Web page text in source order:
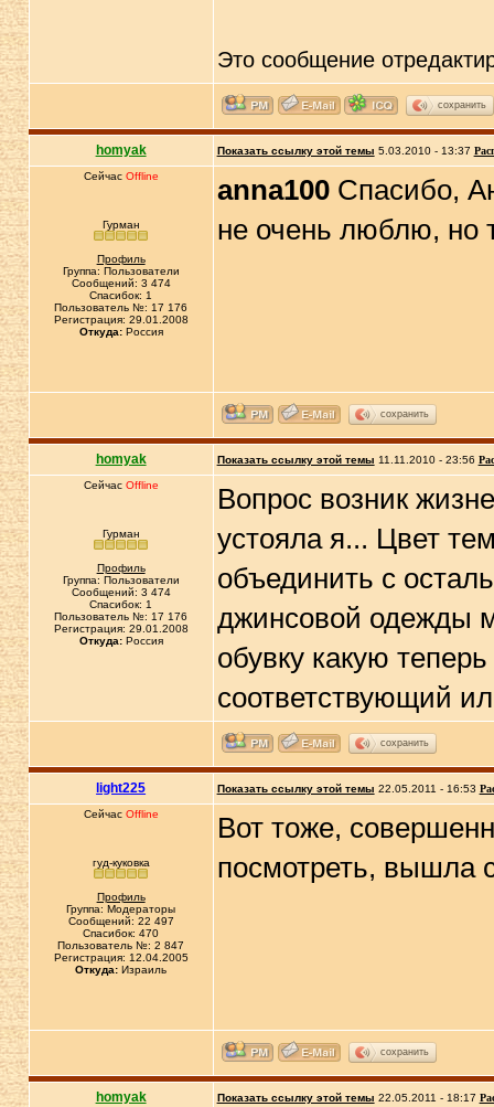
Это сообщение
сохранить
homyak Показать ссылку этой темы 5.03.2010 - 13:37
Сейчас Offline
Гурман
Профиль
Группа: Пользователи
Сообщений: 3 474
Спасибок: 1
Пользователь №: 17 176
Регистрация: 29.01.2008
Откуда:Россия
anna100Спасибо,
не очень люблю, но
сохранить
homyak Показать ссылку этой темы 11.11.2010 - 23:56
Сейчас Offline
Гурман
Профиль
Группа: Пользователи
Сообщений: 3 474
Спасибок: 1
Пользователь №: 17 176
Регистрация: 29.01.2008
Откуда:Россия
Вопрос возник
устояла я... Цвет
объединить с
джинсовой одежды
обувку какую
соответствующий
сохранить
light225 Показать ссылку этой темы 22.05.2011 - 16:53
Сейчас Offline
гуд-куковка
Профиль
Группа: Модераторы
Сообщений: 22 497
Спасибок: 470
Пользователь №: 2 847
Регистрация: 12.04.2005
Откуда: Израиль
Вот тоже,
посмотреть, вышла
сохранить
homyak Показать ссылку этой темы 22.05.2011 - 18:17